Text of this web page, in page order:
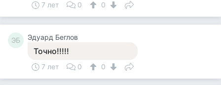
7 лет 0 0
ЭБ Эдуард Беглов
Точно!!!!!
7 лет 0 0